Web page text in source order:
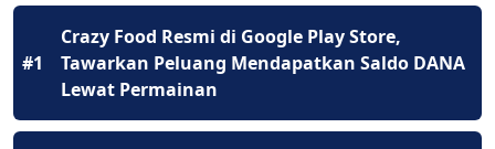
#1
Crazy Food Resmi di Google Play Store,
Tawarkan Peluang Mendapatkan Saldo DANA
Lewat Permainan